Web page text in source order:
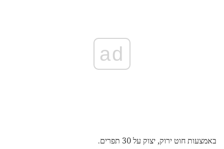
ad
באמצעות חוט ירוק, יצוק על 30 תפרים.